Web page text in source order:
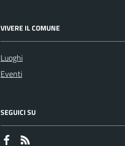
VIVERE IL COMUNE
Luoghi
Eventi
SEGUICI SU